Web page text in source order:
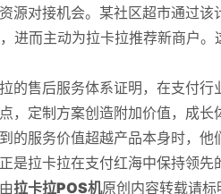
源对接机会。某社区超市通过
进而主动为拉卡拉推荐新商户。
的售后服务体系证明，在支付
，定制方案创造附加价值，成
的服务价值超越产品本身时，
是拉卡拉在支付红海中保持领先
拉卡拉POS机原创内容转载请标